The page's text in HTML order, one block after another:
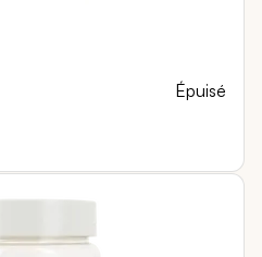
Épuisé